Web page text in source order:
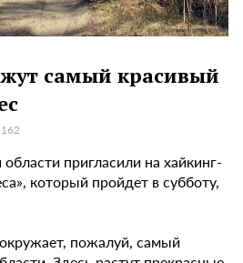
самый красивый
пригласили на хайкинг-
который пройдет в субботу,
пожалуй, самый